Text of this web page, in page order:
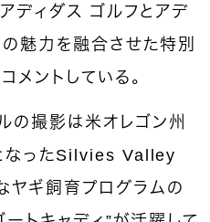
ディダス ゴルフとアデ
魅力を融合させた特別
メントしている。
の撮影は米オレゴン州
なったSilvies Valley
ギ飼育プログラムの